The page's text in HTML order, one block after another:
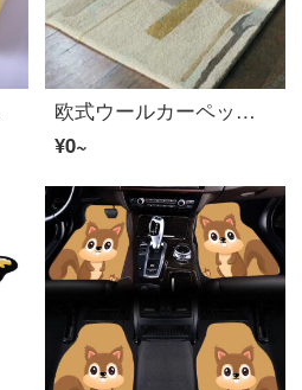
欧式ウールカーペット欧式美式客厅茶几卧室床边纯羊ウール混纺满铺家用小地毯 浅黄色 700MMx1400MM
¥0~